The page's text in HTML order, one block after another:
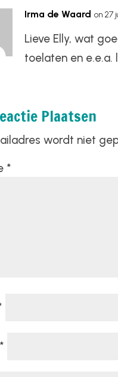
Irma de Waard on 27
Lieve Elly, wat
toelaten en
Plaatsen
wordt niet
*
*